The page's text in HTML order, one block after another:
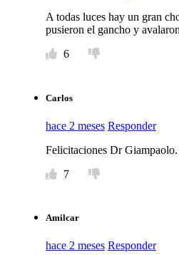
A todas luces hay un gran
pusieron el gancho y
6
Carlos
hace 2 meses Responder
Felicitaciones Dr
7
Amilcar
hace 2 meses Responder